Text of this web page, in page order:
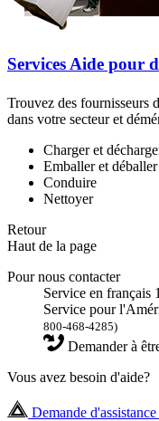
Services Aide pour
Trouvez des fournisseurs
dans votre secteur et
Charger et
Emballer et déballer
Conduire
Nettoyer
Retour
Haut de la page
Pour nous contacter
Service en français
Service pour
800-468-4285)
Demander à
Vous avez besoin d'aide?
Demande